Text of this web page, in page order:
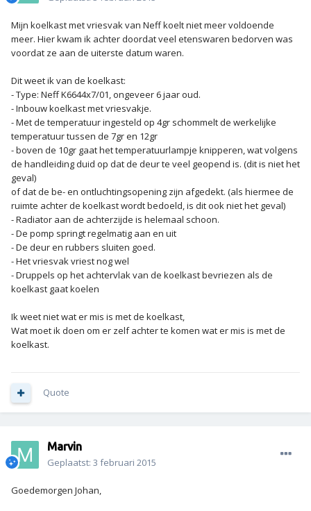
Mijn koelkast met vriesvak van Neff koelt niet meer voldoende
meer. Hier kwam ik achter doordat veel etenswaren bedorven was
voordat ze aan de uiterste datum waren.
Dit weet ik van de koelkast:
- Type: Neff K6644x7/01, ongeveer 6 jaar oud.
- Inbouw koelkast met vriesvakje.
- Met de temperatuur ingesteld op 4gr schommelt de werkelijke
temperatuur tussen de 7gr en 12gr
- boven de 10gr gaat het temperatuurlampje knipperen, wat volgens
de handleiding duid op dat de deur te veel geopend is. (dit is niet het
geval)
of dat de be- en ontluchtingsopening zijn afgedekt. (als hiermee de
ruimte achter de koelkast wordt bedoeld, is dit ook niet het geval)
- Radiator aan de achterzijde is helemaal schoon.
- De pomp springt regelmatig aan en uit
- De deur en rubbers sluiten goed.
- Het vriesvak vriest nog wel
- Druppels op het achtervlak van de koelkast bevriezen als de
koelkast gaat koelen
Ik weet niet wat er mis is met de koelkast,
Wat moet ik doen om er zelf achter te komen wat er mis is met de
koelkast.
Quote
Marvin
Geplaatst: 3 februari 2015
Goedemorgen Johan,